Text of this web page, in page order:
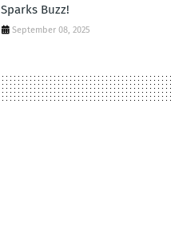
Sparks Buzz!
September 08, 2025